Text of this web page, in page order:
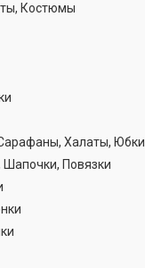
Костюмы
Халаты, Юбки
Шапочки, Повязки